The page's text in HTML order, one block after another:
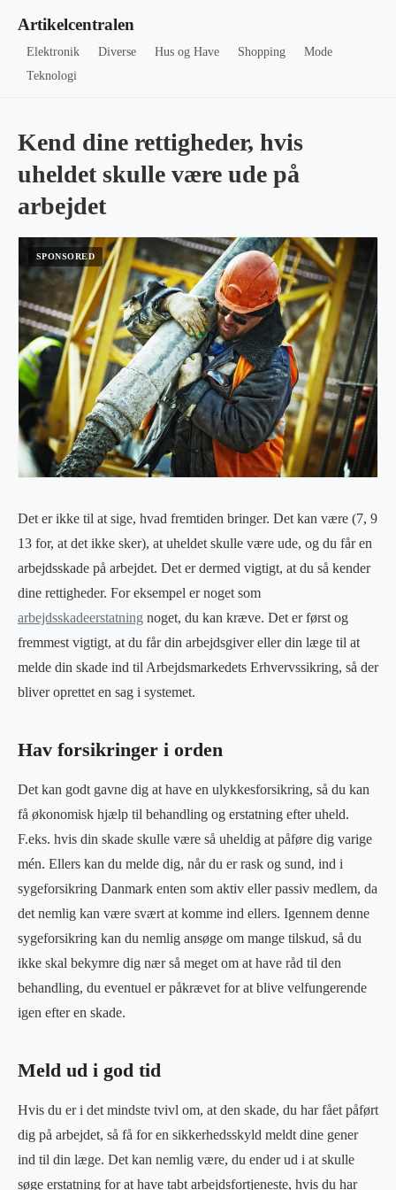
Artikelcentralen
Elektronik Diverse Hus og Have Shopping
Mode
Teknologi
Kend dine rettigheder, hvis
uheldet skulle være ude på
arbejdet
Det er ikke til at sige, hvad fremtiden bringer. Det kan være (7, 9
13 for, at det ikke sker), at uheldet skulle være ude, og du får en
arbejdsskade på arbejdet. Det er dermed vigtigt, at du så kender
dine rettigheder. For eksempel er noget som
arbejdsskadeerstatning noget, du kan kræve. Det er først og
fremmest vigtigt, at du får din arbejdsgiver eller din læge til at
melde din skade ind til Arbejdsmarkedets Erhvervssikring, så der
bliver oprettet en sag i systemet.
Hav forsikringer i orden
Det kan godt gavne dig at have en ulykkesforsikring, så du kan
få økonomisk hjælp til behandling og erstatning efter uheld.
F.eks. hvis din skade skulle være så uheldig at påføre dig varige
mén. Ellers kan du melde dig, når du er rask og sund, ind i
sygeforsikring Danmark enten som aktiv eller passiv medlem, da
det nemlig kan være svært at komme ind ellers. Igennem denne
sygeforsikring kan du nemlig ansøge om mange tilskud, så du
ikke skal bekymre dig nær så meget om at have råd til den
behandling, du eventuel er påkrævet for at blive velfungerende
igen efter en skade.
Meld ud i god tid
Hvis du er i det mindste tvivl om, at den skade, du har fået påført
dig på arbejdet, så få for en sikkerhedsskyld meldt dine gener
ind til din læge. Det kan nemlig være, du ender ud i at skulle
søge erstatning for at have tabt arbejdsfortjeneste, hvis du har